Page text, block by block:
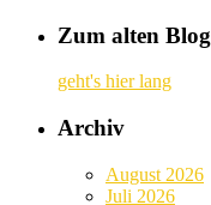
Zum alten Blog
geht's hier lang
Archiv
August 2026
Juli 2026